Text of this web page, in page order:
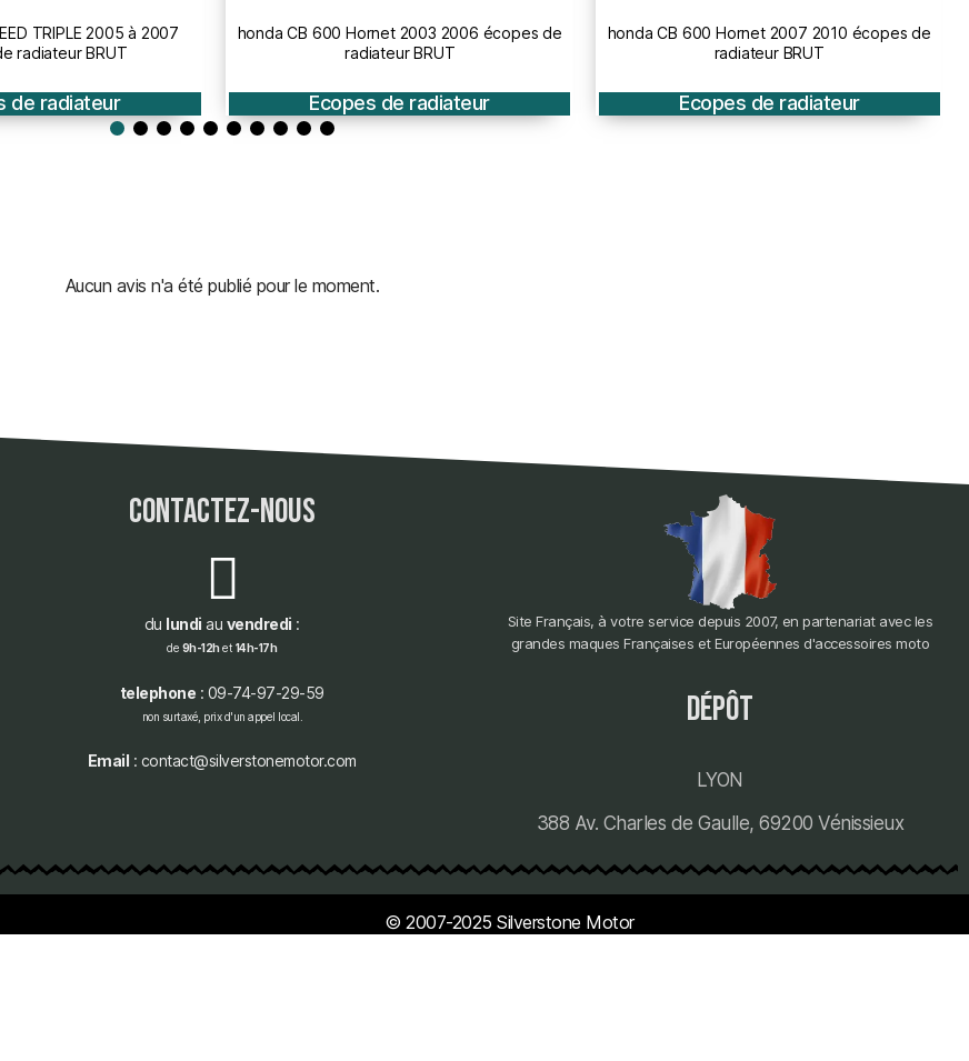
2003 2006 écopes de
BRUT
de radiateur
honda CB 600 Hornet 2007 2010 écopes de
radiateur BRUT
Ecopes de radiateur
honda CB 600 Hornet 2011 2012 2013 écopes
de radiateur BRUT
Ecopes de radiateur
Aucun avis n'a été publié pour le moment.
contactez-nous
du lundi au vendredi :
de 9h-12het 14h-17h
telephone : 09-74-97-29-59
non surtaxé, prix d'un appel local.
Email : contact@silverstonemotor.com
Site Français, à votre service depuis 2007, en partenariat avec les
grandes maques Françaises et Européennes d'accessoires moto
dépôt
LYON
388 Av. Charles de Gaulle, 69200 Vénissieux
© 2007-2025 Silverstone Motor